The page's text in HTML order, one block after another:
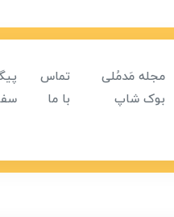
مجله مَدمُلی
بوک شاپ
تماس
با ما